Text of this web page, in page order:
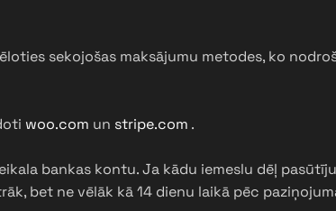
sekojošas maksājumu metodes, ko
woo.com un stripe.com .
bankas kontu. Ja kādu iemeslu dēļ
bet ne vēlāk kā 14 dienu laikā pēc